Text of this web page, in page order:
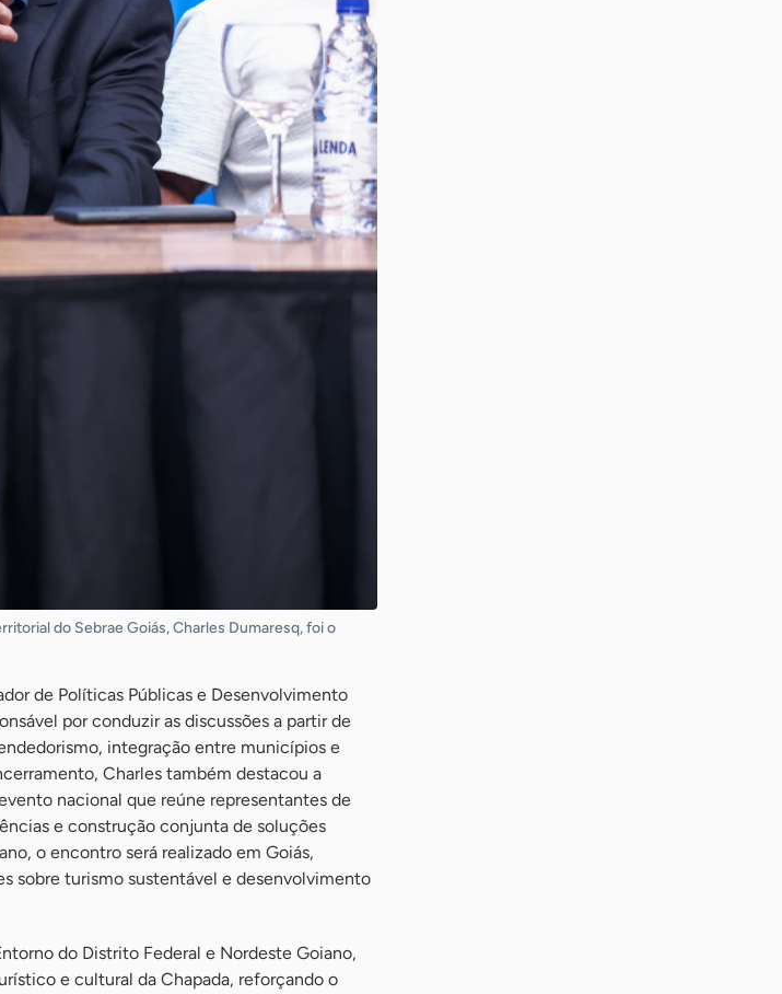
do Sebrae Goiás, Charles Dumaresq, foi o
de Políticas Públicas e Desenvolvimento
por conduzir as discussões a partir de
integração entre municípios e
Charles também destacou a
nacional que reúne representantes de
e construção conjunta de soluções
o encontro será realizado em Goiás,
sobre turismo sustentável e desenvolvimento
do Distrito Federal e Nordeste Goiano,
e cultural da Chapada, reforçando o